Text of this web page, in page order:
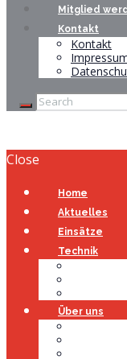
Mitglied
Kontakt
Kontakt
Close
Home
Aktuelles
Einsätze
Technik
Über uns